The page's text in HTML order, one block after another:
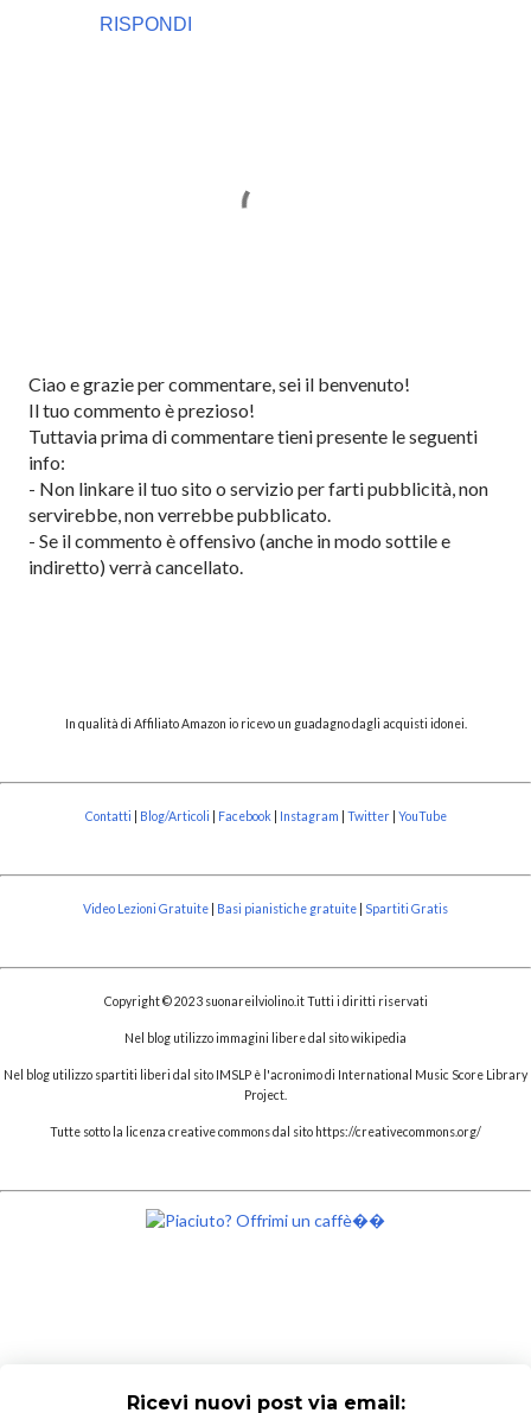
RISPONDI
P
o
s
t
a
u
n
c
Ciao e grazie per commentare, sei il benvenuto!
Il tuo commento è prezioso!
Tuttavia prima di commentare tieni presente le seguenti
info:
- Non linkare il tuo sito o servizio per farti pubblicità, non
servirebbe, non verrebbe pubblicato.
- Se il commento è offensivo (anche in modo sottile e
indiretto) verrà cancellato.
In qualità di Affiliato Amazon io ricevo un guadagno dagli acquisti idonei.
Contatti Blog/Articoli Facebook Instagram Twitter| YouTube
Video Lezioni Gratuite Basi pianistiche gratuite Spartiti Gratis
Copyright © 2023 suonareilviolino.it Tutti i diritti riservati
Nel blog utilizzo immagini libere dal sito wikipedia
Nel blog utilizzo spartiti liberi dal sito IMSLP è l'acronimo di International Music Score Library
Project.
Tutte sotto la licenza creative commons dal sito https://creativecommons.org/
Ricevi nuovi post via email: